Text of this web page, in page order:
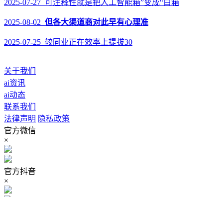
2025-07-27 可注释性就是把人工智能箱”变成“白箱
2025-08-02 但各大渠道商对此早有心理准
2025-07-25 较同业正在效率上提拔30
关于我们
ai资讯
ai动态
联系我们
法律声明 隐私政策
官方微信
×
官方抖音
×